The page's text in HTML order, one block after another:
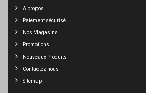
A propos
Paiement sécurisé
Nos Magasins
Promotions
Nouveaux Produits
Contactez nous
Sitemap